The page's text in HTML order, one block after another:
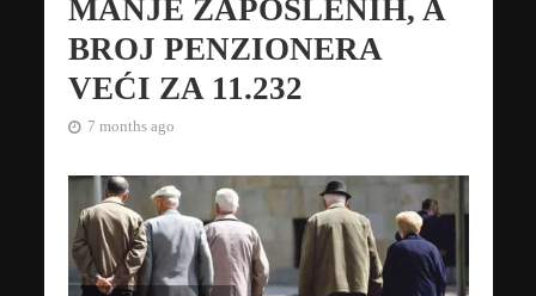
MANJE ZAPOSLENIH, A
BROJ PENZIONERA
VEĆI ZA 11.232
7 months ago